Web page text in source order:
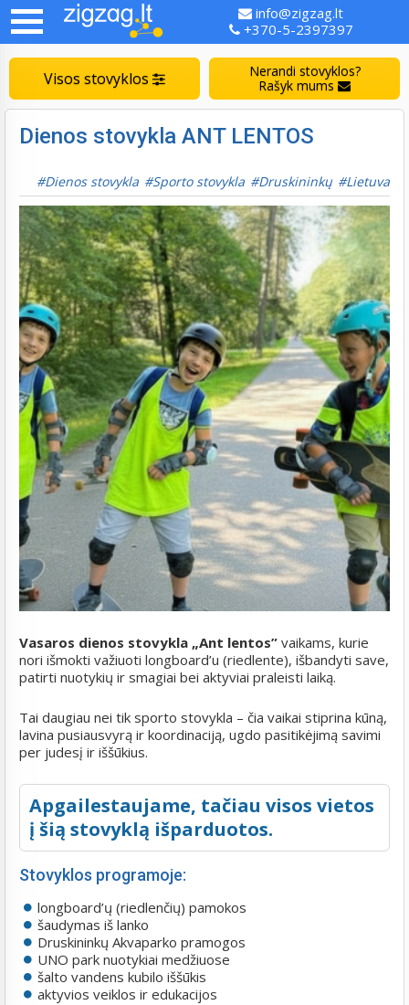
info@zigzag.lt
+370-5-2397397
Visos stovyklos
Nerandi stovyklos?
Rašyk mums
Dienos stovykla ANT LENTOS
Dienos stovykla Sporto stovykla Druskininkų Lietuva
Vasaros dienos stovykla „Ant lentos” vaikams, kurie
nori išmokti važiuoti longboard’u (riedlente), išbandyti save,
patirti nuotykių ir smagiai bei aktyviai praleisti laiką.
Tai daugiau nei tik sporto stovykla – čia vaikai stiprina kūną,
lavina pusiausvyrą ir koordinaciją, ugdo pasitikėjimą savimi
per judesį ir iššūkius.
Apgailestaujame, tačiau visos vietos
į šią stovyklą išparduotos.
Stovyklos programoje:
longboard’ų (riedlenčių) pamokos
šaudymas iš lanko
Druskininkų Akvaparko pramogos
UNO park nuotykiai medžiuose
šalto vandens kubilo iššūkis
aktyvios veiklos ir edukacijos